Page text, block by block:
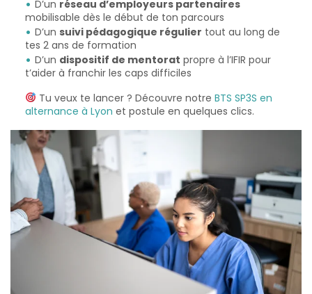
D’un réseau d’employeurs partenaires
mobilisable dès le début de ton parcours
D’un suivi pédagogique régulier tout au long de
tes 2 ans de formation
D’un dispositif de mentorat propre à l’IFIR pour
t’aider à franchir les caps difficiles
Tu veux te lancer ? Découvre notre BTS SP3S en
alternance à Lyon et postule en quelques clics.